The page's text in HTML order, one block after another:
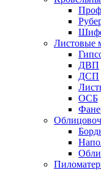
Листовые
ДВП
ДСП
ОСБ